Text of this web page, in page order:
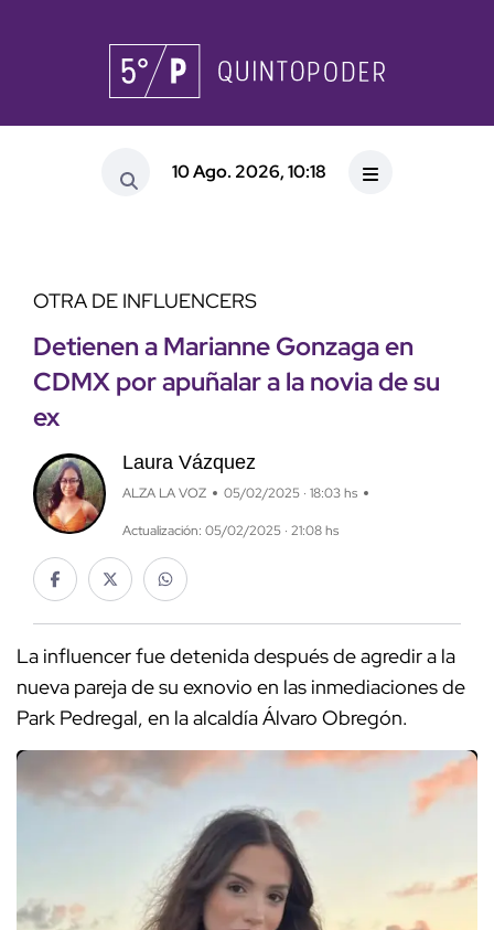
10 Ago. 2026, 10:18
OTRA DE INFLUENCERS
Detienen a Marianne Gonzaga en
CDMX por apuñalar a la novia de su
ex
Laura Vázquez
ALZA LA VOZ 05/02/2025 · 18:03 hs
Actualización: 05/02/2025 · 21:08 hs
La influencer fue detenida después de agredir a la
nueva pareja de su exnovio en las inmediaciones de
Park Pedregal, en la alcaldía Álvaro Obregón.